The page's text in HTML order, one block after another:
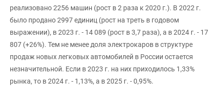
реализовано 2256 машин (рост в 2 раза к 2020 г.). В 2022 г.
было продано 2997 единиц (рост на треть в годовом
выражении), в 2023 г. - 14 089 (рост в 3,7 раза), а в 2024 г. - 17
807 (+26%). Тем не менее доля электрокаров в структуре
продаж новых легковых автомобилей в России остается
незначительной. Если в 2023 г. на них приходилось 1,33%
рынка, то в 2024 г. - 1,13%, а в 2025 г. - 0,95%.